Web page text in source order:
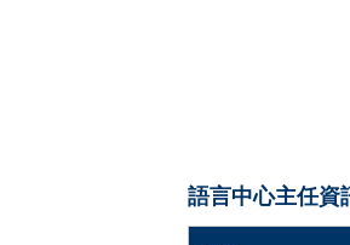
語言中心主任資